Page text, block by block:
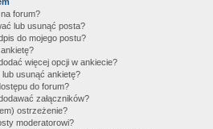
forum?
lub usunąć posta?
do mojego postu?
więcej opcji w ankiecie?
usunąć ankietę?
do forum?
załączników?
ostrzeżenie?
moderatorowi?